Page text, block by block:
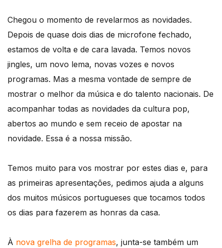
Chegou o momento de revelarmos as novidades.
Depois de quase dois dias de microfone fechado,
estamos de volta e de cara lavada. Temos novos
jingles, um novo lema, novas vozes e novos
programas. Mas a mesma vontade de sempre de
mostrar o melhor da música e do talento nacionais. De
acompanhar todas as novidades da cultura pop,
abertos ao mundo e sem receio de apostar na
novidade. Essa é a nossa missão.
Temos muito para vos mostrar por estes dias e, para
as primeiras apresentações, pedimos ajuda a alguns
dos muitos músicos portugueses que tocamos todos
os dias para fazerem as honras da casa.
À nova grelha de programas, junta-se também um